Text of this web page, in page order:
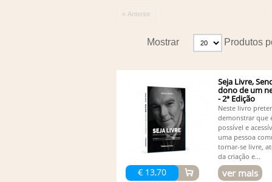
« Anterior
Mostrar Produtos
€ 13,70
Seja Livre,
dono de um
- 2ª Edição
Neste livro
demonstrar que
possível e
uma pessoa
tornar-se livre,
da criação e...
ver mais